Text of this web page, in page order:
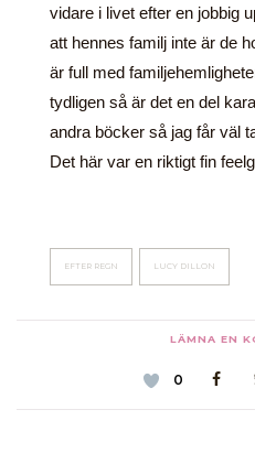
vidare i livet efter en jobbig
att hennes familj inte är de
är full med
tydligen så är det en del
andra böcker så jag får väl
Det här var en riktigt fin
EFTER REGN LUCY DILLON
LÄMNA EN
0